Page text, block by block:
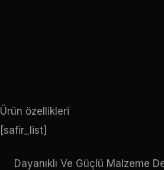
Ürün özellikleri
[safir_list]
Dayanıklı Ve Güçlü Malzeme